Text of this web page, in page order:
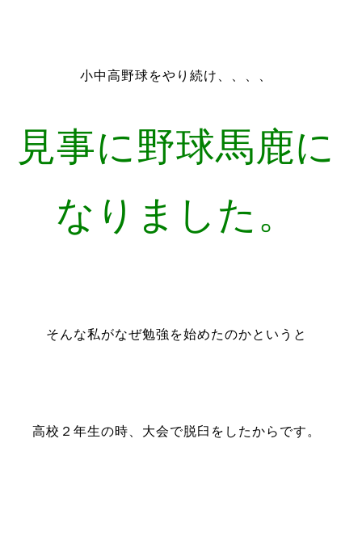
小中高野球をやり続け、、、、
見事に野球馬鹿に
なりました。
そんな私がなぜ勉強を始めたのかというと
高校２年生の時、大会で脱臼をしたからです。